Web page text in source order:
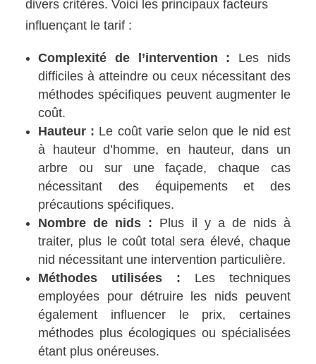
divers critères. Voici les principaux facteurs
influençant le tarif :
Complexité de l’intervention : Les nids
difficiles à atteindre ou ceux nécessitant des
méthodes spécifiques peuvent augmenter le
coût.
Hauteur : Le coût varie selon que le nid est
à hauteur d’homme, en hauteur, dans un
arbre ou sur une façade, chaque cas
nécessitant des équipements et des
précautions spécifiques.
Nombre de nids : Plus il y a de nids à
traiter, plus le coût total sera élevé, chaque
nid nécessitant une intervention particulière.
Méthodes utilisées : Les techniques
employées pour détruire les nids peuvent
également influencer le prix, certaines
méthodes plus écologiques ou spécialisées
étant plus onéreuses.